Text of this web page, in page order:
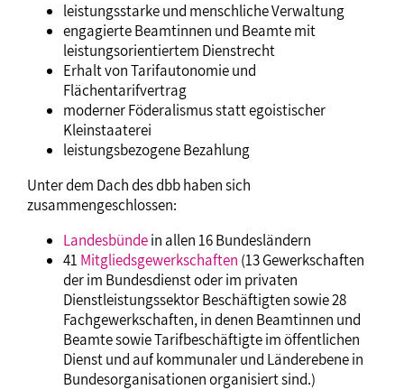
leistungsstarke und menschliche Verwaltung
engagierte Beamtinnen und Beamte mit
leistungsorientiertem Dienstrecht
Erhalt von Tarifautonomie und
Flächentarifvertrag
moderner Föderalismus statt egoistischer
Kleinstaaterei
leistungsbezogene Bezahlung
Unter dem Dach des dbb haben sich
zusammengeschlossen:
Landesbündein allen 16 Bundesländern
41 Mitgliedsgewerkschaften (13 Gewerkschaften
der im Bundesdienst oder im privaten
Dienstleistungssektor Beschäftigten sowie 28
Fachgewerkschaften, in denen Beamtinnen und
Beamte sowie Tarifbeschäftigte im öffentlichen
Dienst und auf kommunaler und Länderebene in
Bundesorganisationen organisiert sind.)